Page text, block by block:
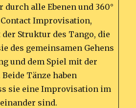
durch alle Ebenen und 360°
Improvisation,
Struktur des Tango, die
des gemeinsamen Gehens
und dem Spiel mit der
Tänze haben
sie eine Improvisation im
sind.